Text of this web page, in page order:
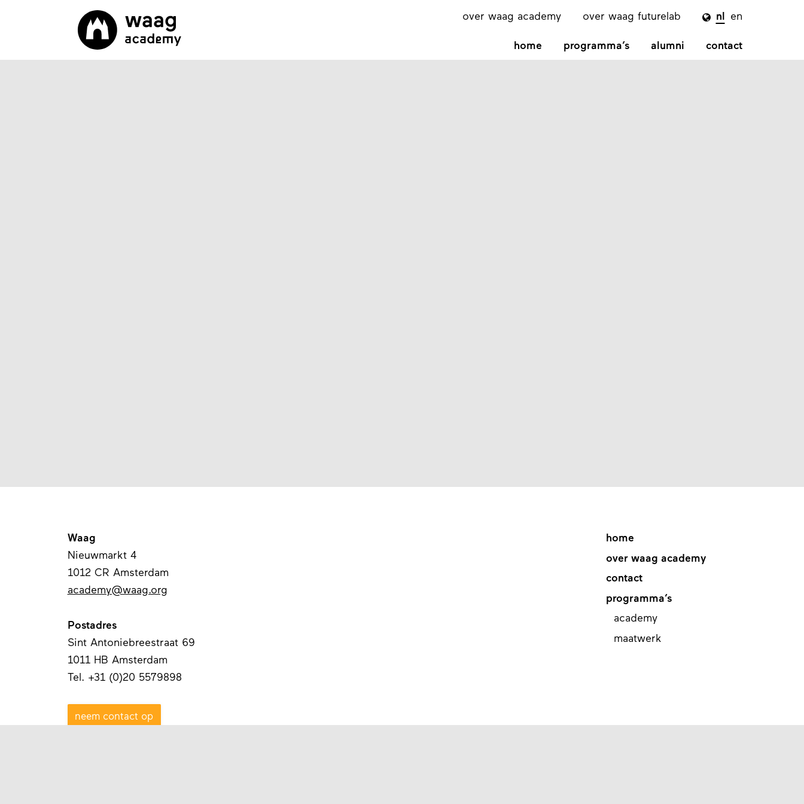
home programma’s alumni contact
over waag academy over waag futurelab  nl en
Waag
Nieuwmarkt 4
1012 CR Amsterdam
academy@waag.org
Postadres
Sint Antoniebreestraat 69
1011 HB Amsterdam
Tel. +31 (0)20 5579898
neem contact op
home
over waag academy
contact
programma’s
academy
maatwerk